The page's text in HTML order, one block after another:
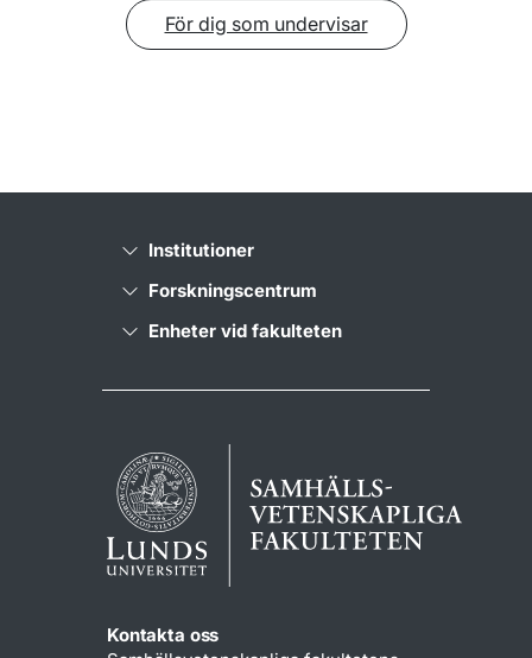
För dig som undervisar
Institutioner
Forskningscentrum
Enheter vid fakulteten
Kontakta oss